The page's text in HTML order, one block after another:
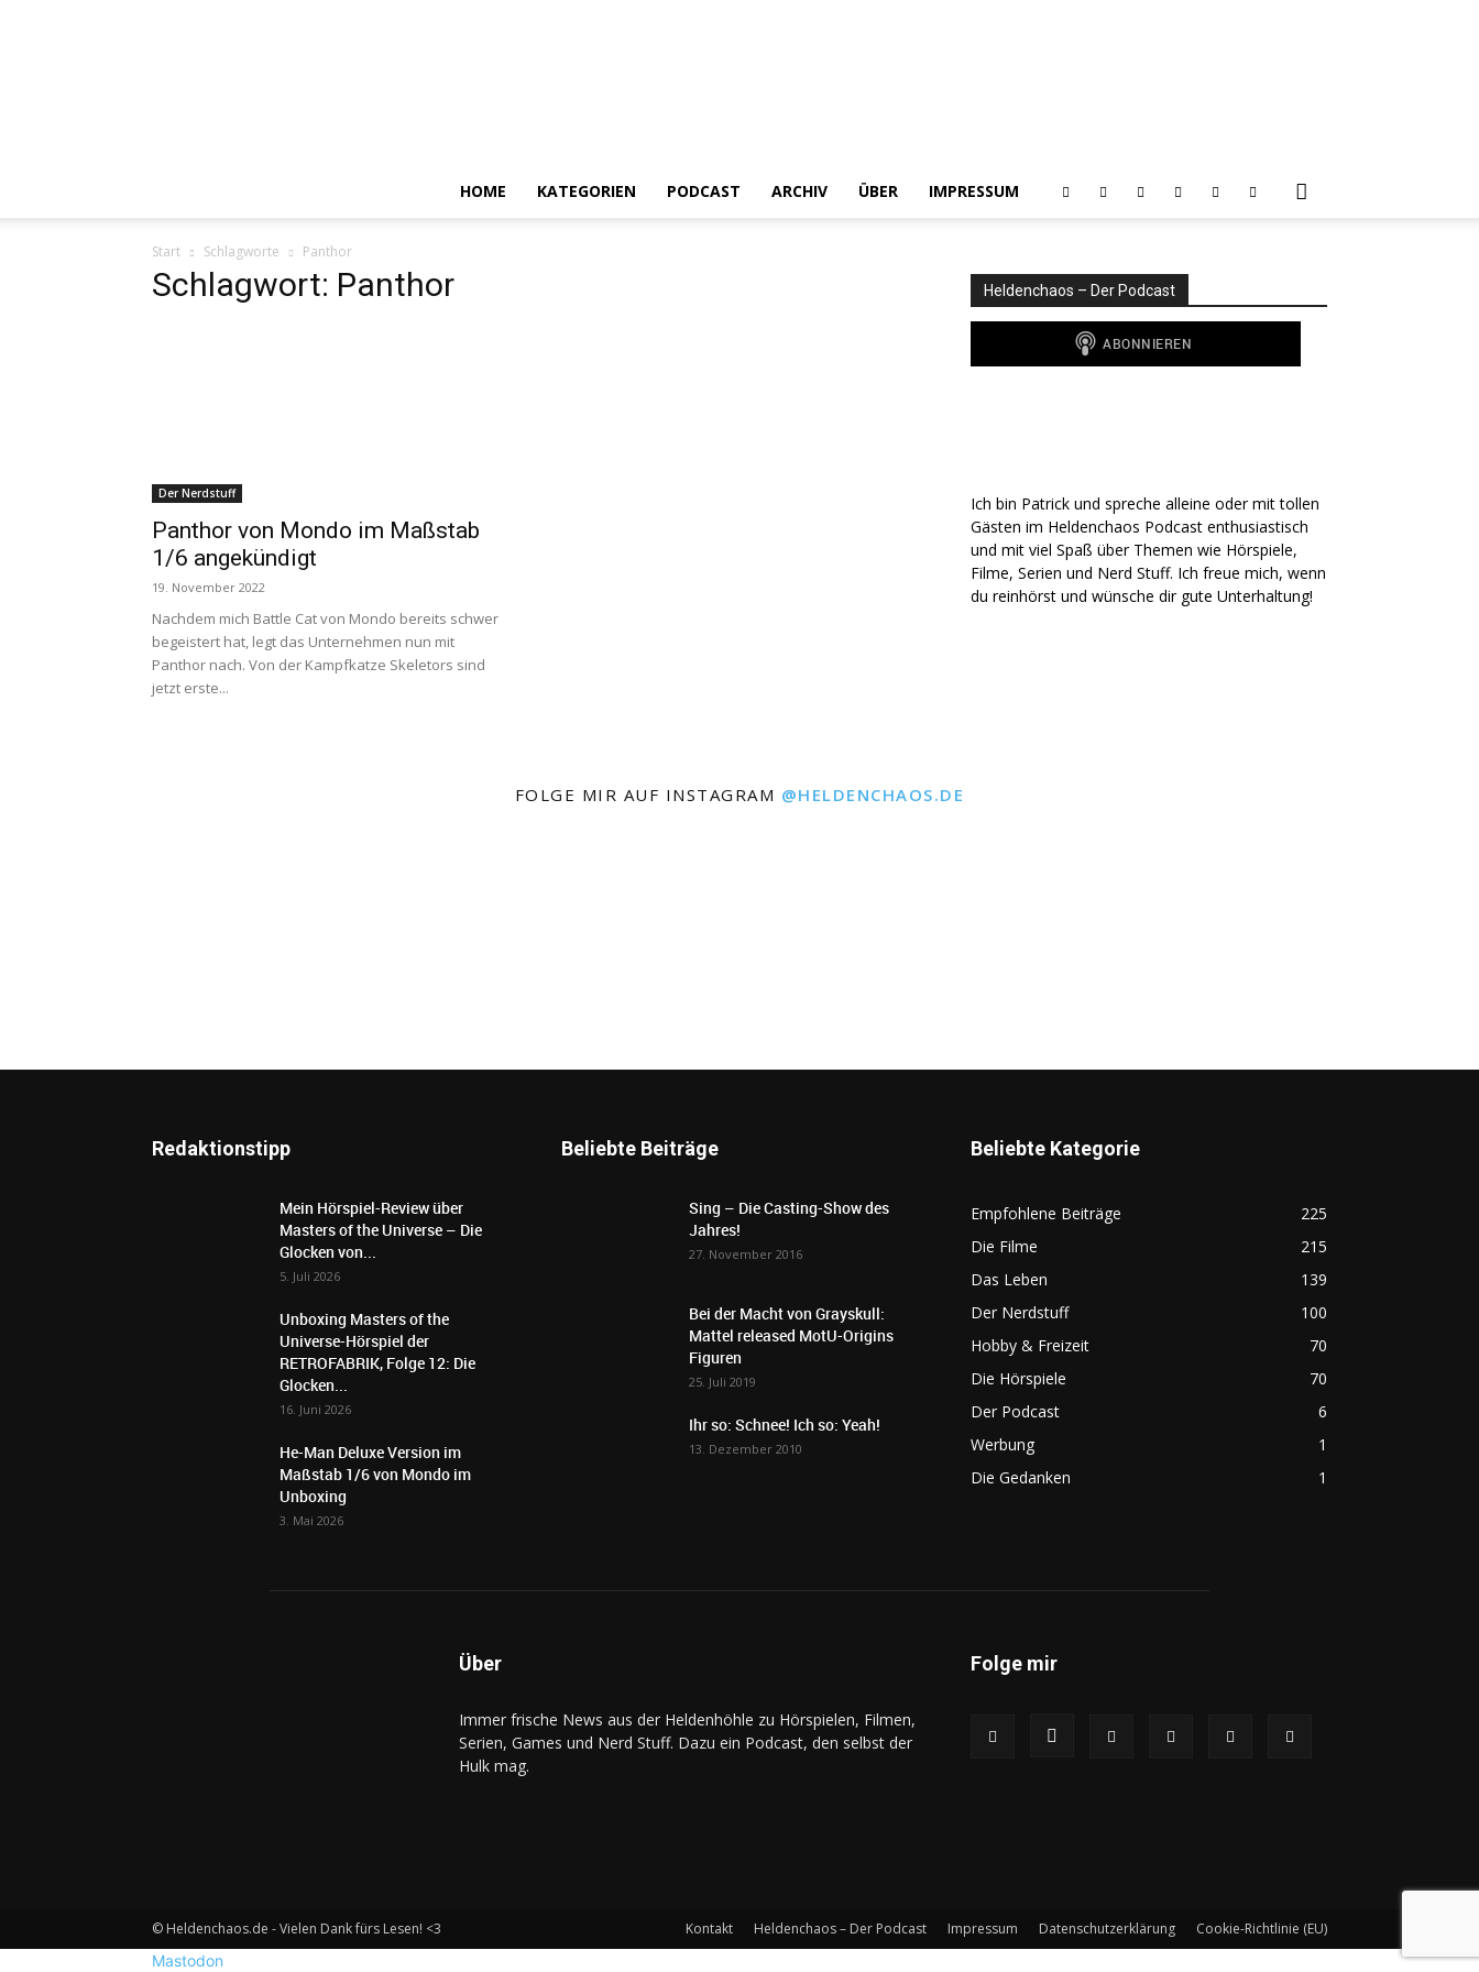
HOME KATEGORIEN PODCAST ARCHIV ÜBER IMPRESSUM
Start Schlagworte Panthor
Schlagwort: Panthor
Der Nerdstuff
Panthor von Mondo im Maßstab
1/6 angekündigt
19. November 2022
Nachdem mich Battle Cat von Mondo bereits schwer
begeistert hat, legt das Unternehmen nun mit
Panthor nach. Von der Kampfkatze Skeletors sind
jetzt erste...
Heldenchaos – Der Podcast
Ich bin Patrick und spreche alleine oder mit tollen
Gästen im Heldenchaos Podcast enthusiastisch
und mit viel Spaß über Themen wie Hörspiele,
Filme, Serien und Nerd Stuff. Ich freue mich, wenn
du reinhörst und wünsche dir gute Unterhaltung!
FOLGE MIR AUF INSTAGRAM @HELDENCHAOS.DE
Redaktionstipp
Mein Hörspiel-Review über
Masters of the Universe – Die
Glocken von...
5. Juli 2026
Unboxing Masters of the
Universe-Hörspiel der
RETROFABRIK, Folge 12: Die
Glocken...
16. Juni 2026
He-Man Deluxe Version im
Maßstab 1/6 von Mondo im
Unboxing
3. Mai 2026
Beliebte Beiträge
Sing – Die Casting-Show des
Jahres!
27. November 2016
Bei der Macht von Grayskull:
Mattel released MotU-Origins
Figuren
25. Juli 2019
Ihr so: Schnee! Ich so: Yeah!
13. Dezember 2010
Beliebte Kategorie
Empfohlene Beiträge
225
Die Filme
215
Das Leben
139
Der Nerdstuff
100
Hobby & Freizeit
70
Die Hörspiele
70
Der Podcast
6
Werbung
1
Die Gedanken
1
Über
Immer frische News aus der Heldenhöhle zu Hörspielen, Filmen,
Serien, Games und Nerd Stuff. Dazu ein Podcast, den selbst der
Hulk mag.
Folge mir
Kontakt Heldenchaos – Der Podcast Impressum Datenschutzerklärung Cookie-Richtlinie (EU)
© Heldenchaos.de - Vielen Dank fürs Lesen! <3
Mastodon